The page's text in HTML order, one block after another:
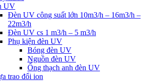
UV
Đèn UV công suất lớn 10m3/h – 16m3/h –
22m3/h
Đèn UV cs 1 m3/h – 5 m3/h
Phụ kiện đèn UV
Bóng đèn UV
Nguồn đèn UV
Ống thạch anh đèn UV
trao đổi ion